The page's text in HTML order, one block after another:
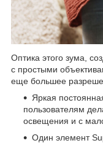
Оптика этого зума,
с простыми
еще большее
Яркая
пользователям
освещения и с
Один элемент